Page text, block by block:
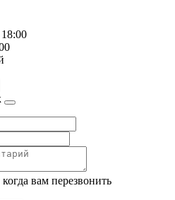
вам перезвонить